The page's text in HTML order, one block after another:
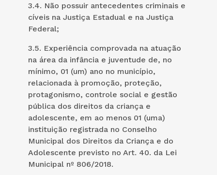
3.4. Não possuir antecedentes criminais e
cíveis na Justiça Estadual e na Justiça
Federal;
3.5. Experiência comprovada na atuação
na área da infância e juventude de, no
mínimo, 01 (um) ano no município,
relacionada à promoção, proteção,
protagonismo, controle social e gestão
pública dos direitos da criança e
adolescente, em ao menos 01 (uma)
instituição registrada no Conselho
Municipal dos Direitos da Criança e do
Adolescente previsto no Art. 40. da Lei
Municipal nº 806/2018.